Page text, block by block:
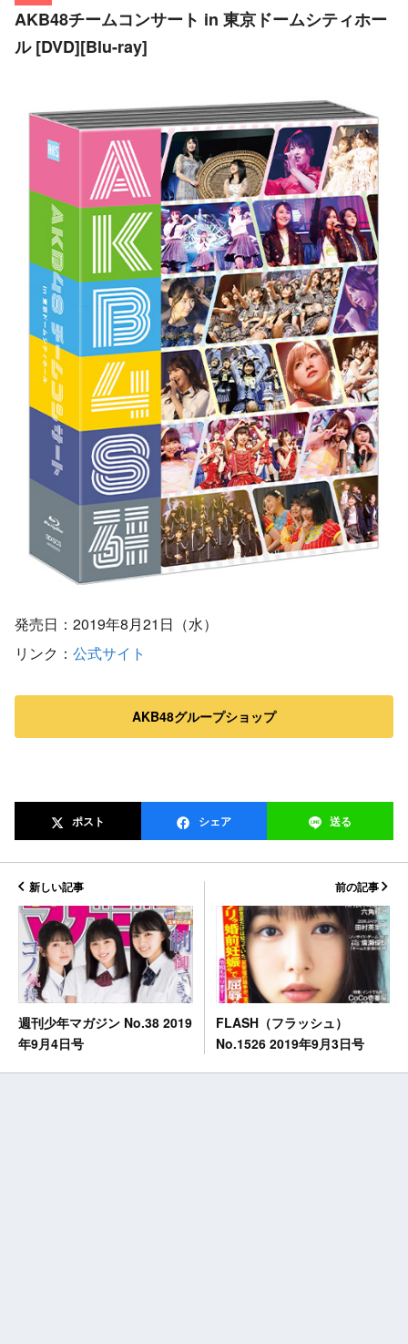
AKB48チームコンサート in 東京ドームシティホー
ル [DVD][Blu-ray]
発売日：2019年8月21日（水）
リンク： 公式サイト
AKB48グループショップ
ポスト シェア 送る
新しい記事
週刊少年マガジン No.38 2019
年9月4日号
前の記事
FLASH（フラッシュ）
No.1526 2019年9月3日号